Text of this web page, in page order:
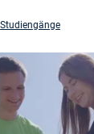
Studiengänge